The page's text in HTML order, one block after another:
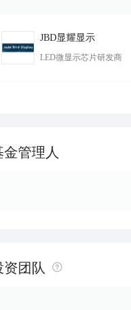
JBD显耀显示
LED微显示芯片研发商
金管理人
资团队